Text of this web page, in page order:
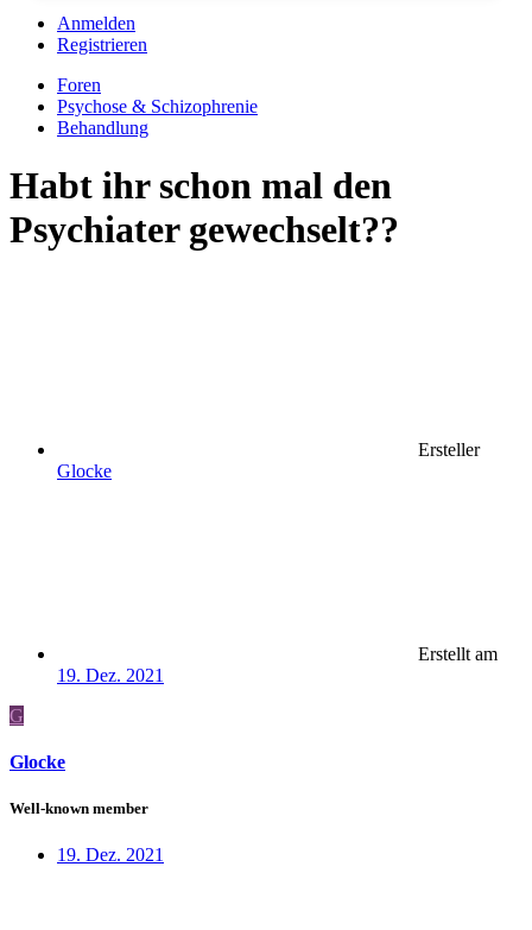
Anmelden
Registrieren
Foren
Psychose & Schizophrenie
Behandlung
Habt ihr schon mal den
Psychiater gewechselt??
Ersteller
Glocke
Erstellt am
19. Dez. 2021
G
Glocke
Well-known member
19. Dez. 2021